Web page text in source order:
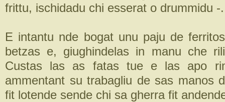
frittu, ischidadu chi esserat o drummidu -.
E intantu nde bogat unu paju de
betzas e, giughindelas in manu che
Custas las as fatas tue e las apo
ammentant su trabagliu de sas manos
fit lotende sende chi sa gherra fit